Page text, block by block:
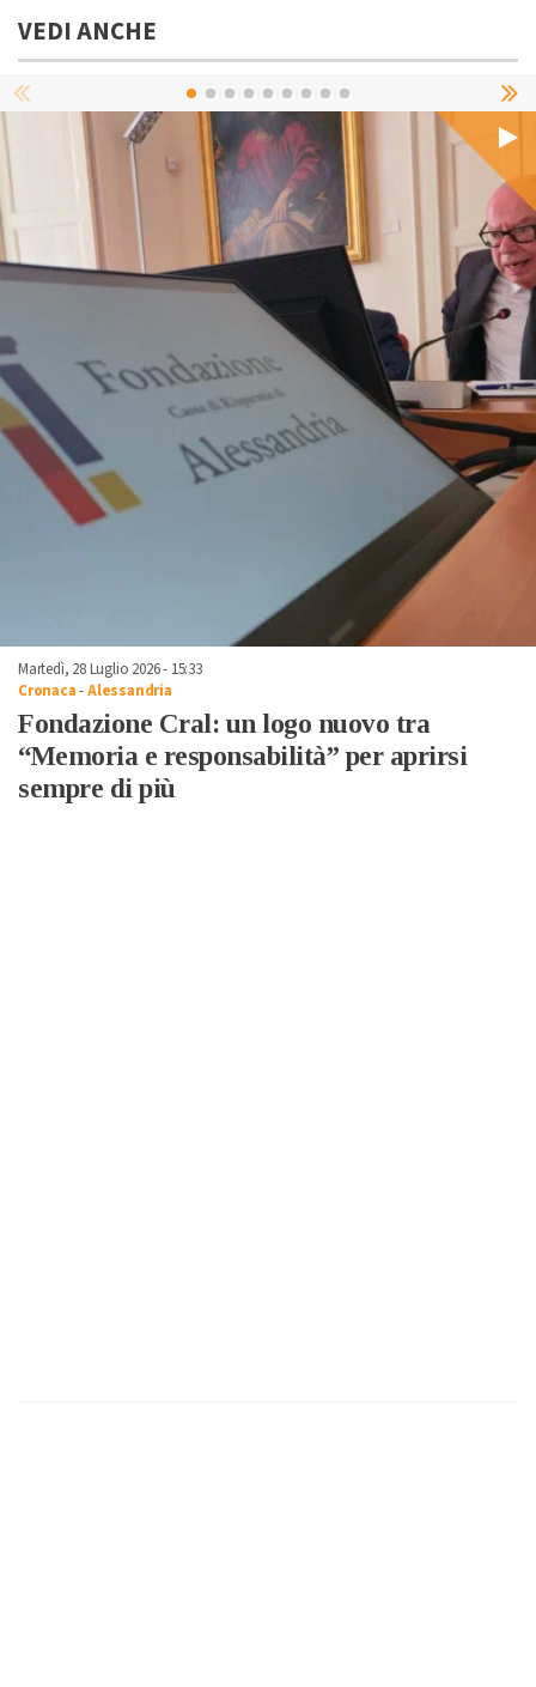
VEDI ANCHE
Martedì, 28 Luglio 2026 - 15:33
Cronaca-Alessandria
Fondazione Cral: un logo nuovo tra
“Memoria e responsabilità” per aprirsi
sempre di più